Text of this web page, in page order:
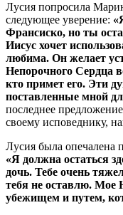
Лусия попросила
следующее уверение:
Франсиско, но ты
Иисус хочет
любима. Он желает
Непорочного Сердца
кто примет его. Эти
поставленные мной
последнее
своему исповеднику,
Лусия была опечалена
«Я должна остаться
дочь. Тебе очень
тебя не оставлю. Мое
убежищем и путем,